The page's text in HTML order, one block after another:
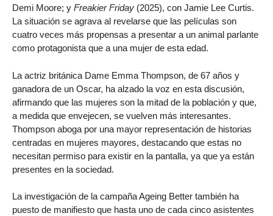
Demi Moore; y Freakier Friday (2025), con Jamie Lee Curtis.
La situación se agrava al revelarse que las películas son
cuatro veces más propensas a presentar a un animal parlante
como protagonista que a una mujer de esta edad.
La actriz británica Dame Emma Thompson, de 67 años y
ganadora de un Oscar, ha alzado la voz en esta discusión,
afirmando que las mujeres son la mitad de la población y que,
a medida que envejecen, se vuelven más interesantes.
Thompson aboga por una mayor representación de historias
centradas en mujeres mayores, destacando que estas no
necesitan permiso para existir en la pantalla, ya que ya están
presentes en la sociedad.
La investigación de la campaña Ageing Better también ha
puesto de manifiesto que hasta uno de cada cinco asistentes